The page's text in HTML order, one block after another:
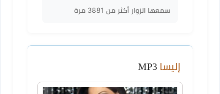
سمعها الزوار أكثر من 3881 مرة
إليسا